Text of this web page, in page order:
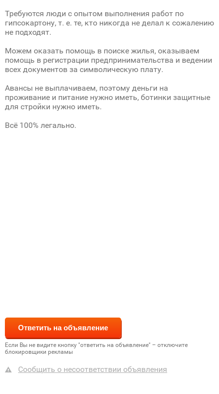
Требуются люди с опытом выполнения работ по
гипсокартону, т. е. те, кто никогда не делал к сожалению
не подходят.
Можем оказать помощь в поиске жилья, оказываем
помощь в регистрации предпринимательства и ведении
всех документов за символическую плату.
Авансы не выплачиваем, поэтому деньги на
проживание и питание нужно иметь, ботинки защитные
для стройки нужно иметь.
Всё 100% легально.
Если Вы не видите кнопку "ответить на объявление" – отключите
блокировщики рекламы
Сообщить о несоответствии объявления